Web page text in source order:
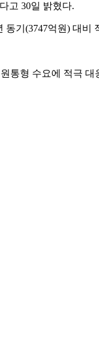
고 30일 밝혔다.
기(3747억원) 대
형 수요에 적극